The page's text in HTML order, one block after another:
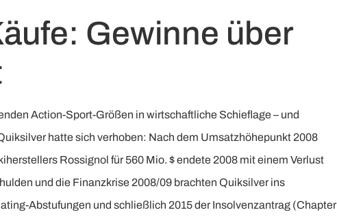
Gewinne über
Action-Sport-Größen in wirtschaftliche Schieflage – und
hatte sich verhoben: Nach dem Umsatzhöhepunkt 2008
Rossignol für 560 Mio. $ endete 2008 mit einem Verlust
und die Finanzkrise 2008/09 brachten Quiksilver ins
Abstufungen und schließlich 2015 der Insolvenzantrag (Chapter